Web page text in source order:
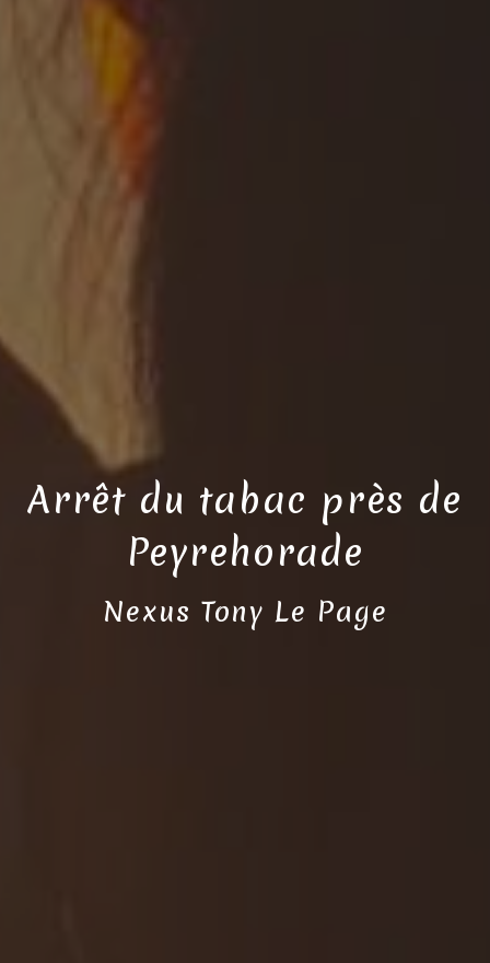
Arrêt du tabac près de
Peyrehorade
Nexus Tony Le Page